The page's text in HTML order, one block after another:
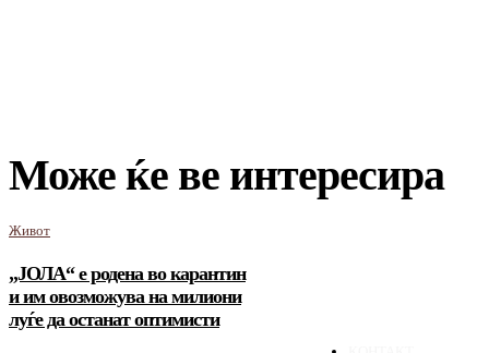
Може ќе ве интересира
Живот
„ЈОЛА“ е родена во карантин
и им овозможува на милиони
луѓе да останат оптимисти